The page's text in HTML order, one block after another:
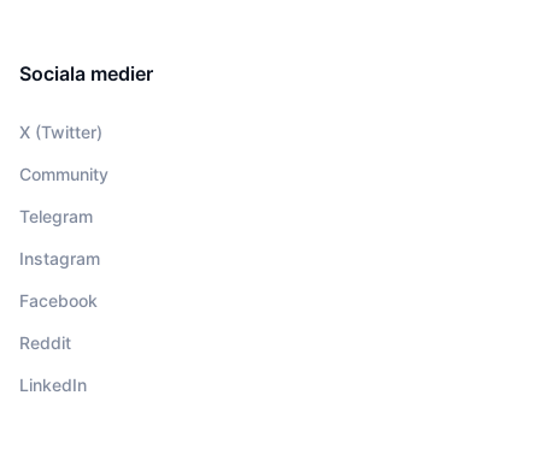
Sociala medier
X (Twitter)
Community
Telegram
Instagram
Facebook
Reddit
LinkedIn